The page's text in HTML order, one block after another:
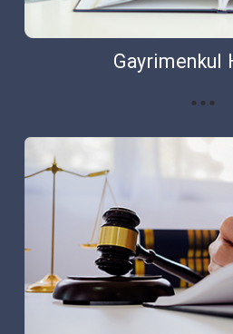
Gayrimenkul